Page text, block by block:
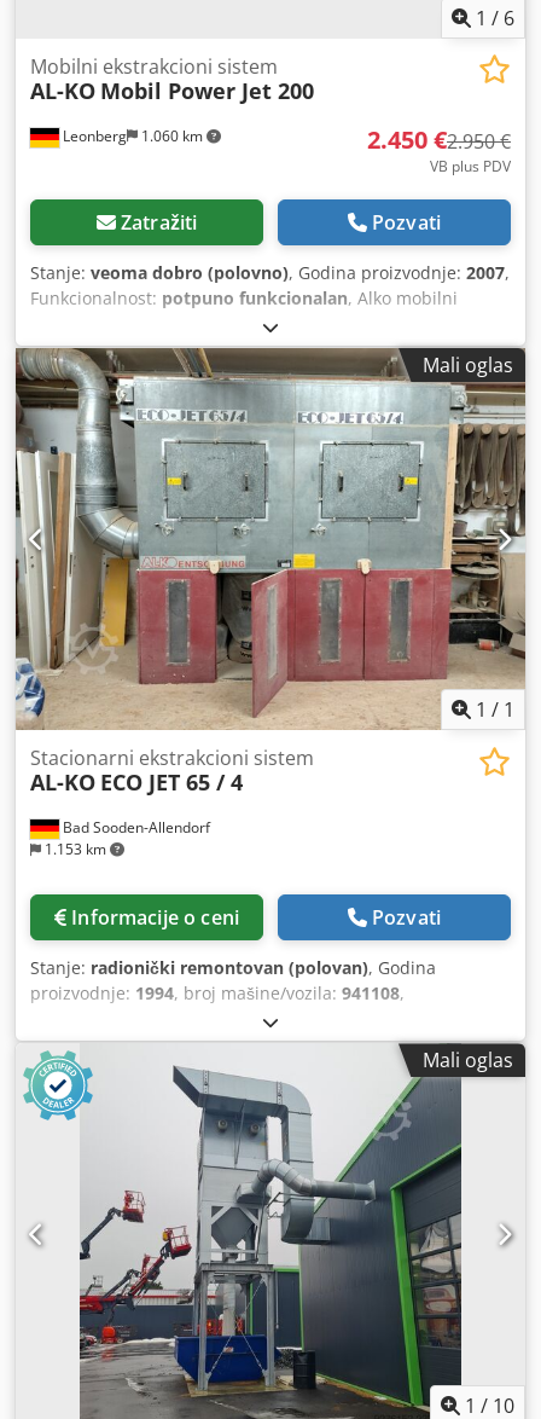
1 / 6
Leonberg 1.060 km
Mobilni ekstrakcioni sistem
AL-KO Mobil Power Jet 200
2.450 €2.950 €
VB plus PDV
Zatražiti Pozvati
Stanje: veoma dobro (polovno), Godina proizvodnje: 2007,
Funkcionalnost: potpuno funkcionalan, Alko mobilni
usisivač prašine tip Mobil Power Jet 200 D, godište 2007,
još uvek besprekorno radi u mojoj stolarskoj radionici.
Pošto sredinom jula dobijam veći sistem, prodajem ovaj
uređaj. Po potrebi je moguće kupiti i nekoliko metara cevi i
klizača. Uređaj mora biti preuzet lično i može se
pogledati/preuzeti u istočnom delu Štutgarta.
Cjdszhgrmjpfx Ahmjrf
Mali oglas
1 / 1
Bad Sooden-Allendorf
1.153 km
Stacionarni ekstrakcioni sistem
AL-KO ECO JET 65 / 4
Informacije o ceni Pozvati
Stanje: radionički remontovan (polovan), Godina
proizvodnje: 1994, broj mašine/vozila: 941108,
potpuno funkcionalan
2.520 mm, ukupna dužina:2.580 mm, ukupna širina:1.000
mm, Kompaktni sistem za usisavanje sa 3 kese za
strugotine – BEZ ventilatora Nominalna vazdušna
propustljivost: 5000 m³/h sa postojećim ventilatorom –
moguće i do 7500 m³/h Codpszqan Hofx Ahmorf Površina
filtera: 37,5 m² Tehnologija filtracije: AL-KO Opti-Jet sistem,
koji se sastoji od čišćenja komprimiranim vazduhom
(sekvencijalno upravljano) i površinske filtracije Zapremina
za prikupljanje strugotina: 8 elektromagnetnih ventila
Usisni priključak: NW 355 mm Priključak za komprimirani
vazduh: 1", komprimirani vazduh bez ulja i vode
Minimalna potrošnja komprimiranog vazduha 8,5 bara:
1.140 NL/ciklusa čišćenja Radni pritisak: maksimalno 8,5
bara Priključak za gasni sistem za gašenje požara: 1 x 1
1/2" Dimenzije (ŠxD): približno 2572 x 981 mm Visina:
Mali oglas
1 / 10